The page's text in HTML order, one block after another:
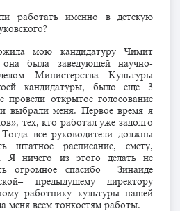
именно в детскую
мою кандидатуру Чимит
она была заведующей научно-
Министерства Культуры
кандидатуры, было еще 3
провели открытое голосование
выбрали меня. Первое время я
тех, кто работал уже задолго
все руководители должны
штатное расписание, смету,
Я ничего из этого делать не
огромное спасибо Зинаиде
предыдущему директору
работнику культуры нашей
меня всем тонкостям работы.